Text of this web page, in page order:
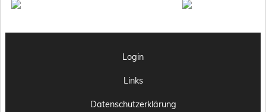
Login
Links
Datenschutzerklärung